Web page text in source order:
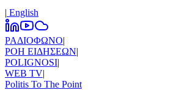
| Εnglish
ΡΑΔΙΟΦΩΝΟ|
ΡΟΗ ΕΙΔΗΣΕΩΝ|
POLIGNOSI|
WEB TV|
Politis To The Point